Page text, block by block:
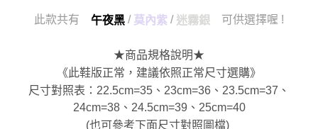
此款共有 午夜黑 / 莫內紫 / 迷霧銀 可供選擇喔 !
★商品規格說明★
《此鞋版正常，建議依照正常尺寸選購》
尺寸對照表：22.5cm=35、23cm=36、23.5cm=37、
24cm=38、24.5cm=39、25cm=40
(也可參考下面尺寸對照圖檔)